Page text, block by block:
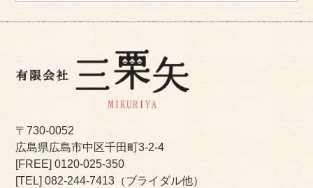
〒730-0052
広島県広島市中区千田町3-2-4
[FREE]0120-025-350
[TEL] 082-244-7413 （ブライダル他）